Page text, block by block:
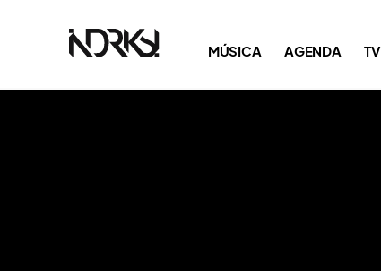
MÚSICA AGENDA TV